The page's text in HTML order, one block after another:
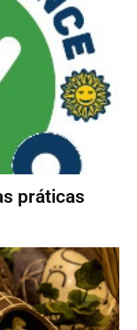
práticas